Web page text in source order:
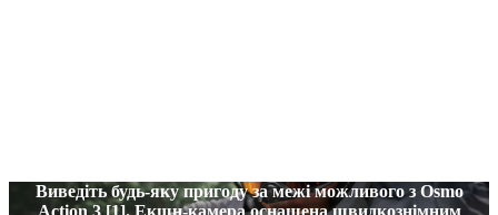
Виведіть будь-яку пригоду за межі можливого з Osmo
Action 3 [1]. Екшн-камера оснащена швидкознімним